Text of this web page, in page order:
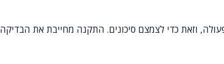
וזאת כדי לצמצם סיכונים. התקנה מחייבת את הבדיקה